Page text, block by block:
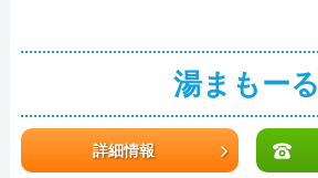
湯まもーる
詳細情報